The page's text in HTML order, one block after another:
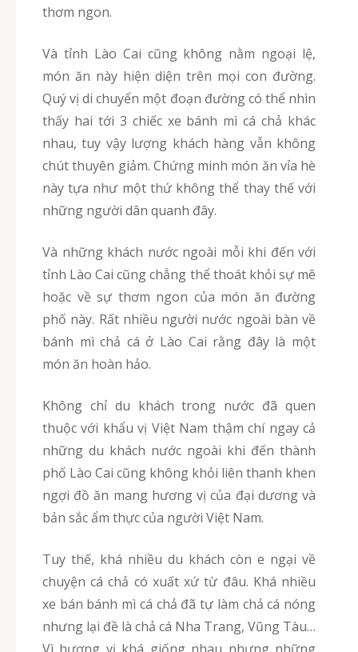
thơm ngon.
Và tỉnh Lào Cai cũng không nằm ngoại lệ,
món ăn này hiện diện trên mọi con đường.
Quý vị di chuyển một đoạn đường có thể nhìn
thấy hai tới 3 chiếc xe bánh mì cá chả khác
nhau, tuy vậy lượng khách hàng vẫn không
chút thuyên giảm. Chứng minh món ăn vỉa hè
này tựa như một thứ không thể thay thế với
những người dân quanh đây.
Và những khách nước ngoài mỗi khi đến với
tỉnh Lào Cai cũng chẳng thể thoát khỏi sự mê
hoặc về sự thơm ngon của món ăn đường
phố này. Rất nhiều người nước ngoài bàn về
bánh mì chả cá ở Lào Cai rằng đây là một
món ăn hoàn hảo.
Không chỉ du khách trong nước đã quen
thuộc với khẩu vị Việt Nam thậm chí ngay cả
những du khách nước ngoài khi đến thành
phố Lào Cai cũng không khỏi liên thanh khen
ngợi đồ ăn mang hương vị của đại dương và
bản sắc ẩm thực của người Việt Nam.
Tuy thế, khá nhiều du khách còn e ngại về
chuyện cá chả có xuất xứ từ đâu. Khá nhiều
xe bán bánh mì cá chả đã tự làm chả cá nóng
nhưng lại đề là chả cá Nha Trang, Vũng Tàu…